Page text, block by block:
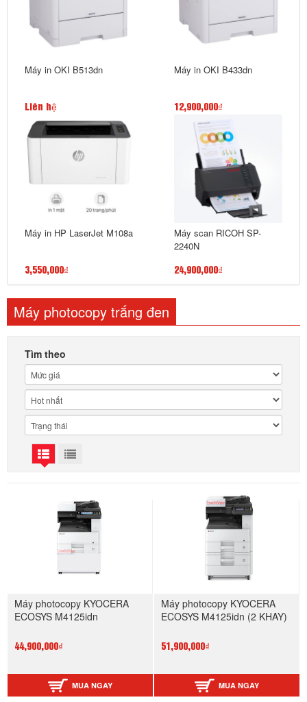
Máy in OKI B513dn
Liên hệ
Máy in OKI B433dn
12,900,000₫
Máy in HP LaserJet M108a
3,550,000₫
Máy scan RICOH SP-
2240N
24,900,000₫
Máy photocopy trắng đen
Tìm theo
Máy photocopy KYOCERA
ECOSYS M4125idn
44,900,000₫
MUA NGAY
Máy photocopy KYOCERA
ECOSYS M4125idn (2 KHAY)
51,900,000₫
MUA NGAY